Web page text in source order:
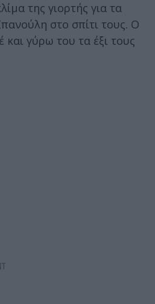
της γιορτής για τα
στο σπίτι τους. Ο
γύρω του τα έξι τους